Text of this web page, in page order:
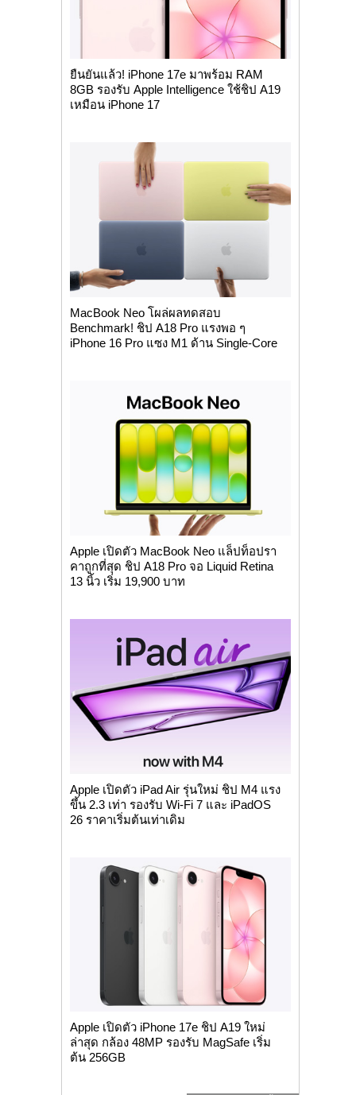
ยืนยันแล้ว! iPhone 17e มาพร้อม RAM
8GB รองรับ Apple Intelligence ใช้ชิป A19
เหมือน iPhone 17
MacBook Neo โผล่ผลทดสอบ
Benchmark! ชิป A18 Pro แรงพอ ๆ
iPhone 16 Pro แซง M1 ด้าน Single-Core
Apple เปิดตัว MacBook Neo แล็ปท็อปรา
คาถูกที่สุด ชิป A18 Pro จอ Liquid Retina
13 นิ้ว เริ่ม 19,900 บาท
Apple เปิดตัว iPad Air รุ่นใหม่ ชิป M4 แรง
ขึ้น 2.3 เท่า รองรับ Wi-Fi 7 และ iPadOS
26 ราคาเริ่มต้นเท่าเดิม
Apple เปิดตัว iPhone 17e ชิป A19 ใหม่
ล่าสุด กล้อง 48MP รองรับ MagSafe เริ่ม
ต้น 256GB